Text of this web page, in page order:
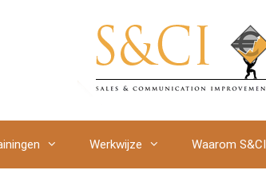
Werkwijze Waarom S&CI